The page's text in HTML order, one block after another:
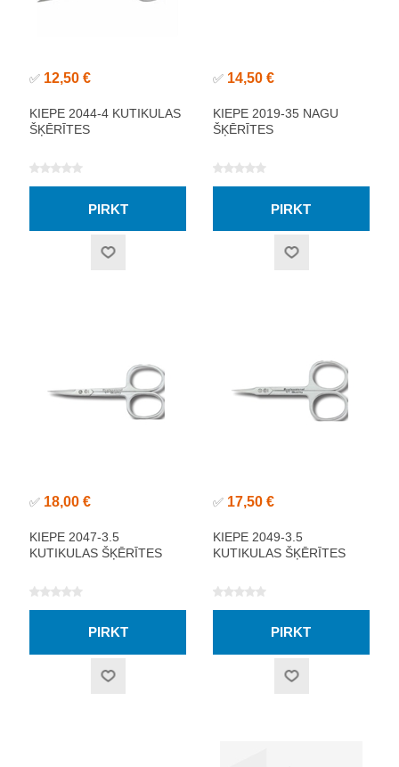
✅ 12,50 €
KIEPE 2044-4 KUTIKULAS
ŠĶĒRĪTES
✅ 14,50 €
KIEPE 2019-35 NAGU
ŠĶĒRĪTES
✅ 18,00 €
KIEPE 2047-3.5
KUTIKULAS ŠĶĒRĪTES
✅ 17,50 €
KIEPE 2049-3.5
KUTIKULAS ŠĶĒRĪTES